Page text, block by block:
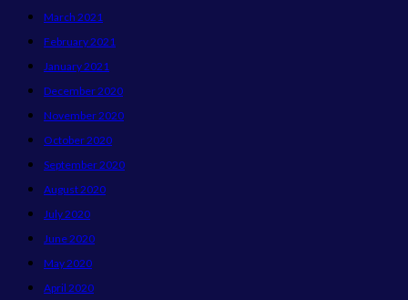
March 2021
February 2021
January 2021
December 2020
November 2020
October 2020
September 2020
August 2020
July 2020
June 2020
May 2020
April 2020